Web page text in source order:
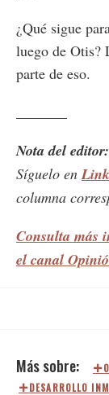
¿Qué sigue
luego de Otis?
parte de eso.
Nota del
Síguelo en
columna
Consulta más
el canal
DESARROLLO